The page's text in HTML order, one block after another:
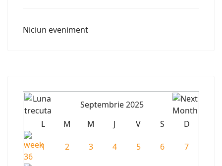
Niciun eveniment
Septembrie 2025
L
M M J V S D
1 2 3 4 5 6 7